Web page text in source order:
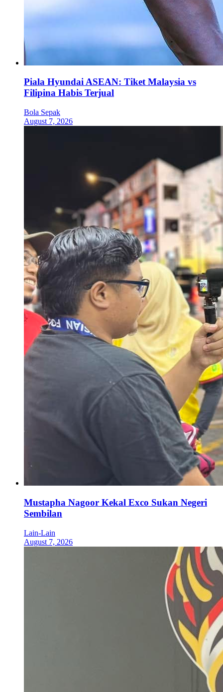
Piala Hyundai ASEAN: Tiket Malaysia vs
Filipina Habis Terjual
Bola Sepak
August 7, 2026
Mustapha Nagoor Kekal Exco Sukan Negeri
Sembilan
Lain-Lain
August 7, 2026